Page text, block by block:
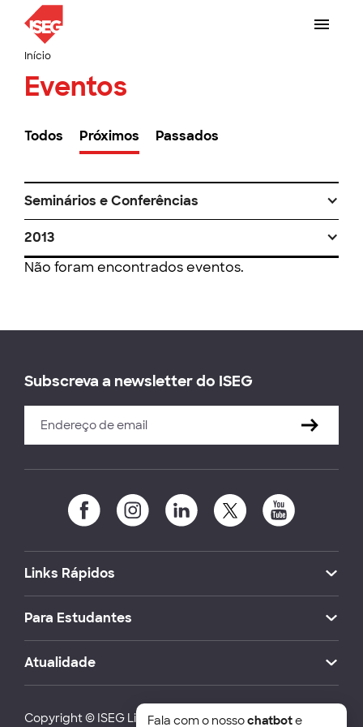
Início
Eventos
Todos Próximos Passados
Seminários e Conferências
2013
Não foram encontrados eventos.
Subscreva a newsletter do ISEG
Links Rápidos
Para Estudantes
Atualidade
Copyright © ISEG Lisbon School of Economics and
Fala com o nossochatbote